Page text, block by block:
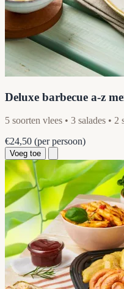
Deluxe barbecue a-z
5 soorten vlees • 3 salades • 2
€24,50 (per persoon)
Voeg toe